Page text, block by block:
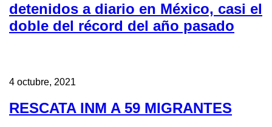
detenidos a diario en México, casi el
doble del récord del año pasado
4 octubre, 2021
RESCATA INM A 59 MIGRANTES